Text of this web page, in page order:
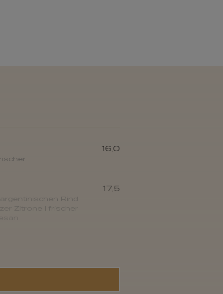
16,0
Rind
Zitrone | frischer
17,5